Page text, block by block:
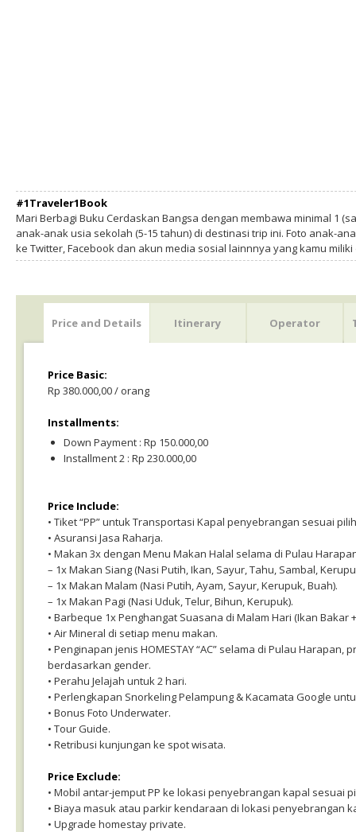
#1Traveler1Book
Mari Berbagi Buku Cerdaskan Bangsa dengan membawa minimal 1
anak-anak usia sekolah (5-15 tahun) di destinasi trip ini. Foto anak-
ke Twitter, Facebook dan akun media sosial lainnnya yang kamu
Price and Details Itinerary Operator
Price Basic:
Rp 380.000,00 / orang
Installments:
Down Payment : Rp 150.000,00
Installment 2 : Rp 230.000,00
Price Include:
• Tiket “PP” untuk Transportasi Kapal penyebrangan sesuai
• Asuransi Jasa Raharja.
• Makan 3x dengan Menu Makan Halal selama di Pulau
– 1x Makan Siang (Nasi Putih, Ikan, Sayur, Tahu, Sambal,
– 1x Makan Malam (Nasi Putih, Ayam, Sayur, Kerupuk, Buah).
– 1x Makan Pagi (Nasi Uduk, Telur, Bihun, Kerupuk).
• Barbeque 1x Penghangat Suasana di Malam Hari (Ikan Bakar
• Air Mineral di setiap menu makan.
• Penginapan jenis HOMESTAY “AC” selama di Pulau
berdasarkan gender.
• Perahu Jelajah untuk 2 hari.
• Perlengkapan Snorkeling Pelampung & Kacamata Google
• Bonus Foto Underwater.
• Tour Guide.
• Retribusi kunjungan ke spot wisata.
Price Exclude:
• Mobil antar-jemput PP ke lokasi penyebrangan kapal sesuai
• Biaya masuk atau parkir kendaraan di lokasi penyebrangan
• Upgrade homestay private.